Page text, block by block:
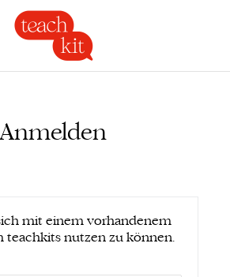
Anmelden
mit einem vorhandenem
teachkits nutzen zu können.